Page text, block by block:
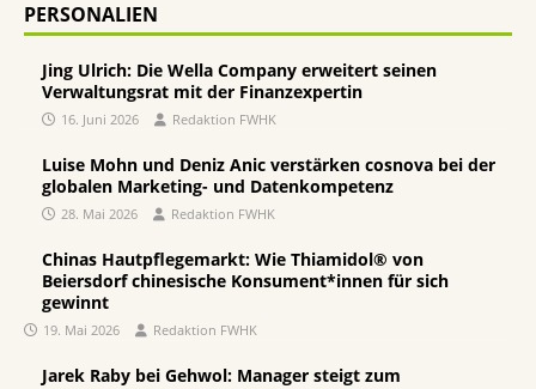
PERSONALIEN
Jing Ulrich: Die Wella Company erweitert seinen
Verwaltungsrat mit der Finanzexpertin
16. Juni 2026 Redaktion FWHK
Luise Mohn und Deniz Anic verstärken cosnova bei der
globalen Marketing- und Datenkompetenz
28. Mai 2026 Redaktion FWHK
Chinas Hautpflegemarkt: Wie Thiamidol® von
Beiersdorf chinesische Konsument*innen für sich
gewinnt
19. Mai 2026 Redaktion FWHK
Jarek Raby bei Gehwol: Manager steigt zum